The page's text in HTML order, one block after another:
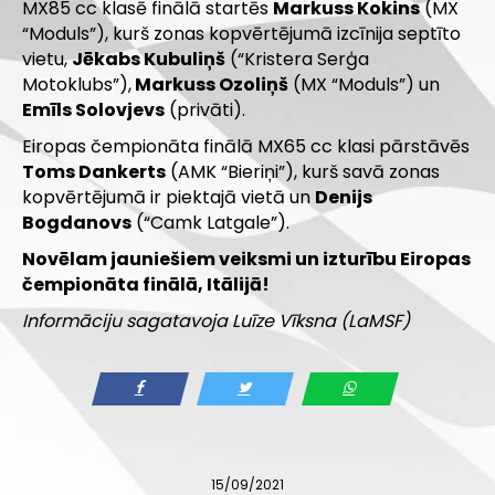
MX85 cc klasē finālā startēs Markuss Kokins(MX
“Moduls”), kurš zonas kopvērtējumā izcīnija septīto
vietu,Jēkabs Kubuliņš (“Kristera Serģa
Motoklubs”),Markuss Ozoliņš (MX “Moduls”) un
Emīls Solovjevs (privāti).
Eiropas čempionāta finālā MX65 cc klasi pārstāvēs
Toms Dankerts (AMK “Bieriņi”), kurš savā zonas
kopvērtējumā ir piektajā vietā un Denijs
Bogdanovs (“Camk Latgale”).
Novēlam jauniešiem veiksmi un izturību Eiropas
čempionāta finālā, Itālijā!
Informāciju sagatavoja Luīze Vīksna (LaMSF)
15/09/2021